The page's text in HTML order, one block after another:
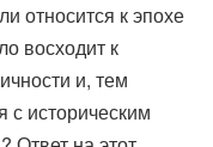
относится к эпохе
восходит к
и, тем
с историческим